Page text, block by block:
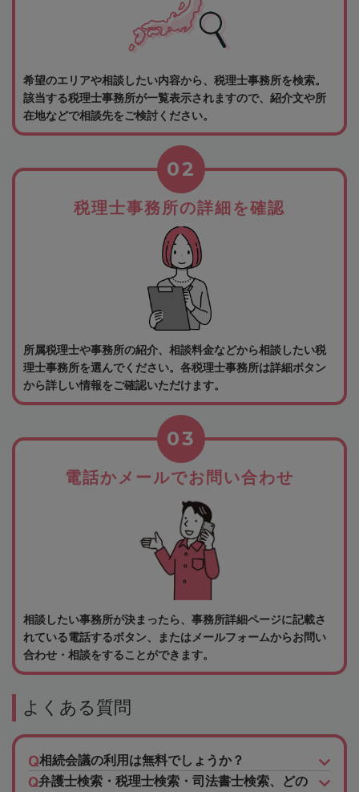
希望のエリアや相談したい内容から、税理士事務所を検索。
該当する税理士事務所が一覧表示されますので、紹介文や所
在地などで相談先をご検討ください。
税理士事務所の詳細を確認
02
所属税理士や事務所の紹介、相談料金などから相談したい税
理士事務所を選んでください。各税理士事務所は詳細ボタン
から詳しい情報をご確認いただけます。
電話かメールでお問い合わせ
03
相談したい事務所が決まったら、事務所詳細ページに記載さ
れている電話するボタン、またはメールフォームからお問い
合わせ・相談をすることができます。
よくある質問
相続会議の利用は無料でしょうか？
弁護士検索・税理士検索・司法書士検索、どの